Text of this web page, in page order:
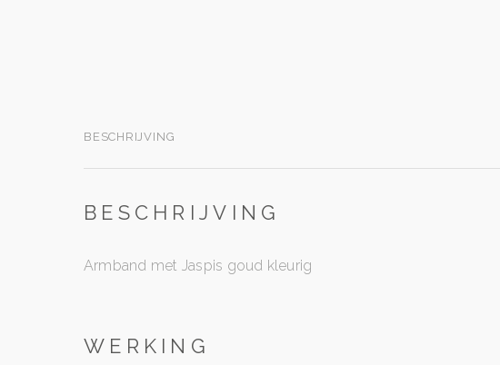
BESCHRIJVING
BESCHRIJVING
Armband met Jaspis goud kleurig
WERKING